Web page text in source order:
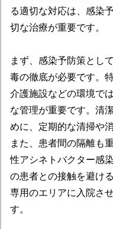
る適切な対応は、感染
切な治療が重要です。
まず、感染予防策とし
毒の徹底が必要です。
介護施設などの環境で
な管理が重要です。清
めに、定期的な清掃や
また、患者間の隔離も
性アシネトバクター感
の患者との接触を避け
専用のエリアに入院さ
す。